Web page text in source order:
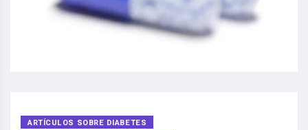
ARTÍCULOS SOBRE DIABETES